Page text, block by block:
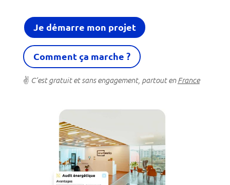
Je démarre mon projet
Comment ça marche ?
✌ C’est gratuit et sans engagement, partout en France